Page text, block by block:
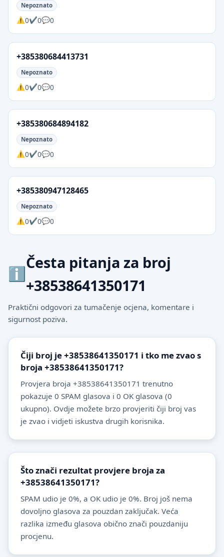
Nepoznato
0 0 0
+385380684413731
Nepoznato
0 0 0
+385380684894182
Nepoznato
0 0 0
+385380947128465
Nepoznato
0 0 0
Česta pitanja za broj
+38538641350171
Praktični odgovori za tumačenje ocjena, komentare i
sigurnost poziva.
Čiji broj je +38538641350171 i tko me zvao s
broja +38538641350171?
Provjera broja +38538641350171 trenutno
pokazuje 0 SPAM glasova i 0 OK glasova (0
ukupno). Ovdje možete brzo provjeriti čiji broj vas
je zvao i vidjeti iskustva drugih korisnika.
Što znači rezultat provjere broja za
+38538641350171?
SPAM udio je 0%, a OK udio je 0%. Broj još nema
dovoljno glasova za pouzdan zaključak. Veća
razlika između glasova obično znači pouzdaniju
procjenu.